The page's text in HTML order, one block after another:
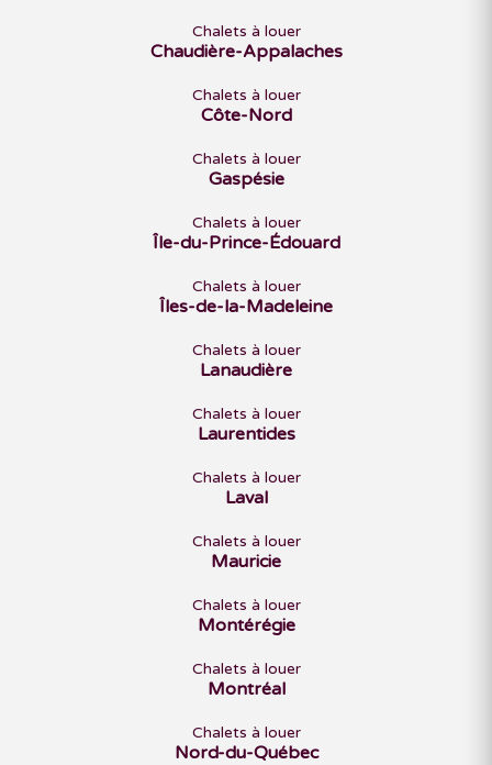
Chalets à louer
Chaudière-Appalaches
Chalets à louer
Côte-Nord
Chalets à louer
Gaspésie
Chalets à louer
Île-du-Prince-Édouard
Chalets à louer
Îles-de-la-Madeleine
Chalets à louer
Lanaudière
Chalets à louer
Laurentides
Chalets à louer
Laval
Chalets à louer
Mauricie
Chalets à louer
Montérégie
Chalets à louer
Montréal
Chalets à louer
Nord-du-Québec